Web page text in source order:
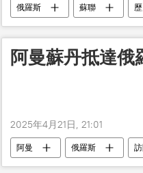
俄羅斯 蘇聯
阿曼蘇丹抵達俄
2025年4月21日, 21:01
阿曼 俄羅斯